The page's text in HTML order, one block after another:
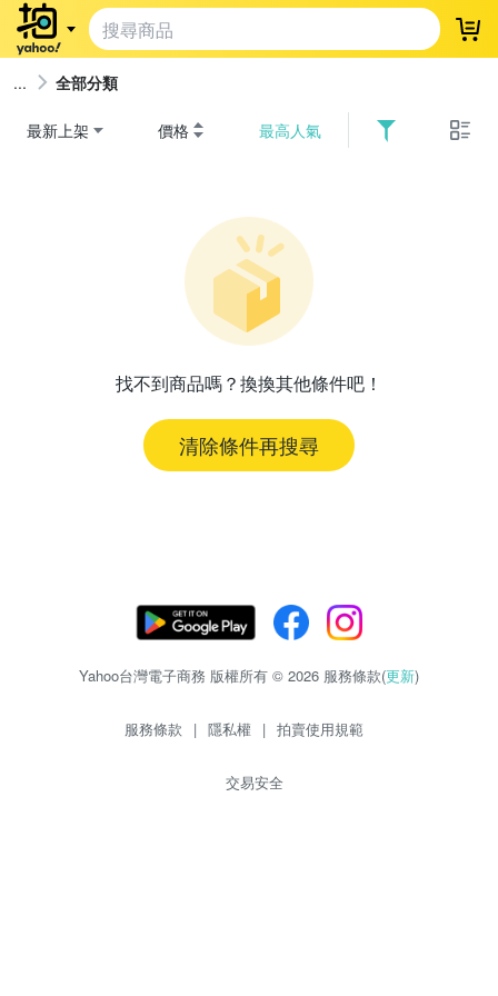
登
全部分類
最新上架 價格 最高人氣
找不到商品嗎？換換其他條件吧！
清除條件再搜尋
Yahoo台灣電子商務 版權所有 © 2026 服務條款(更新)
服務條款 | 隱私權 | 拍賣使用規範
交易安全